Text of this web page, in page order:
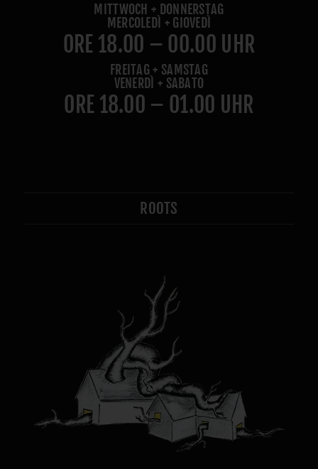
MITTWOCH + DONNERSTAG
MERCOLEDÌ + GIOVEDÌ
ORE 18.00 – 00.00 UHR
FREITAG + SAMSTAG
VENERDÌ + SABATO
ORE 18.00 – 01.00 UHR
ROOTS